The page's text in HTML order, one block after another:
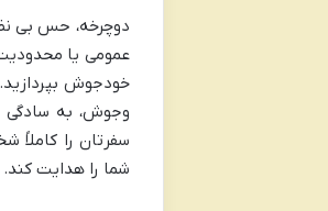
دوچرخه، حس بی
عمومی یا
خودجوش
وجوش، به سادگی
سفرتان را
شما را هدایت کند.